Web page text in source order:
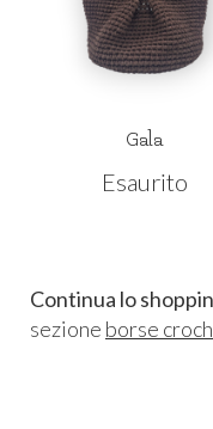
Gala
Esaurito
Continua lo
sezione borse